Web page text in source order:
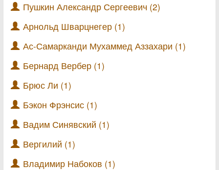
Пушкин Александр Сергеевич (2)
Арнольд Шварцнегер (1)
Ас-Самарканди Мухаммед Аззахари (1)
Бернард Вербер (1)
Брюс Ли (1)
Бэкон Фрэнсис (1)
Вадим Синявский (1)
Вергилий (1)
Владимир Набоков (1)